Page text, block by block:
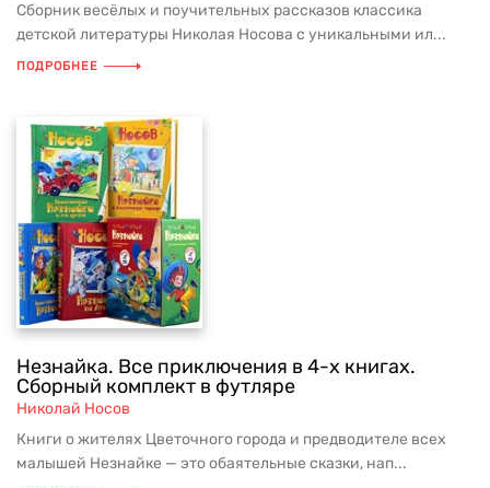
Сборник весёлых и поучительных рассказов классика
детской литературы Николая Носова с уникальными ил...
ПОДРОБНЕЕ
Незнайка. Все приключения в 4-х книгах.
Сборный комплект в футляре
Николай Носов
Книги о жителях Цветочного города и предводителе всех
малышей Незнайке — это обаятельные сказки, нап...